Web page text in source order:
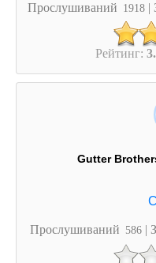
Прослушиваний 1918 |
Рейтинг:
Gutter
Прослушиваний 586 |